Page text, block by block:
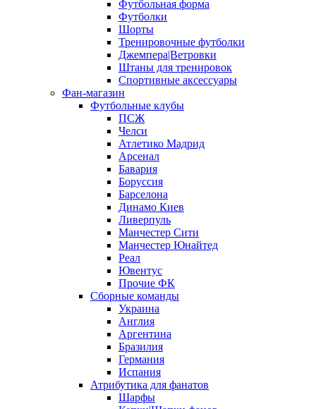
Футбольная форма
Футболки
Шорты
Тренировочные футболки
Джемпера|Ветровки
Штаны для тренировок
Спортивные аксессуары
Фан-магазин
Футбольные клубы
ПСЖ
Челси
Атлетико Мадрид
Арсенал
Бавария
Боруссия
Барселона
Динамо Киев
Ливерпуль
Манчестер Сити
Манчестер Юнайтед
Реал
Ювентус
Прочие ФК
Сборные команды
Украина
Англия
Аргентина
Бразилия
Германия
Испания
Атрибутика для фанатов
Шарфы